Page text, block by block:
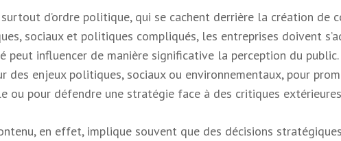
d’ordre politique, qui se cachent derrière la création de
sociaux et politiques compliqués, les entreprises doivent
peut influencer de manière significative la perception du
des enjeux politiques, sociaux ou environnementaux, pour
ou pour défendre une stratégie face à des critiques
en effet, implique souvent que des décisions